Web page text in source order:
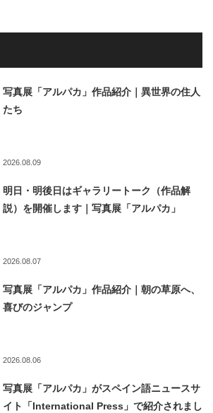
写真展「アルパカ」作品紹介｜異世界の住人
たち
2026.08.09
明日・明後日はギャラリートーク（作品解
説）を開催します｜写真展「アルパカ」
2026.08.07
写真展「アルパカ」作品紹介｜朝の草原へ、
喜びのジャンプ
2026.08.06
写真展「アルパカ」がスペイン語ニュースサ
イト「International Press」で紹介されまし